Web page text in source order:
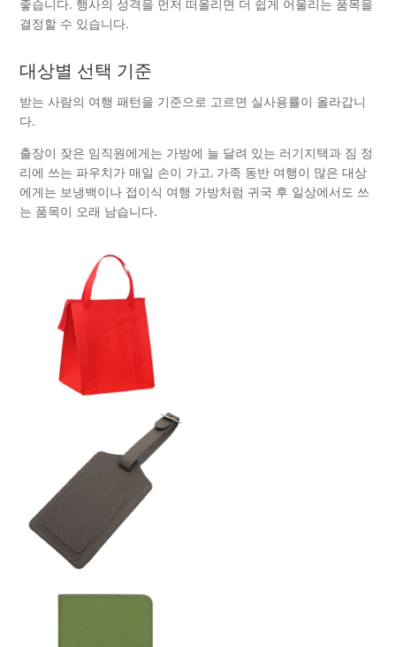
좋습니다. 행사의 성격을 먼저 떠올리면 더 쉽게 어울리는 품목을
결정할 수 있습니다.
대상별 선택 기준
받는 사람의 여행 패턴을 기준으로 고르면 실사용률이 올라갑니
다.
출장이 잦은 임직원에게는 가방에 늘 달려 있는 러기지택과 짐 정
리에 쓰는 파우치가 매일 손이 가고, 가족 동반 여행이 많은 대상
에게는 보냉백이나 접이식 여행 가방처럼 귀국 후 일상에서도 쓰
는 품목이 오래 남습니다.